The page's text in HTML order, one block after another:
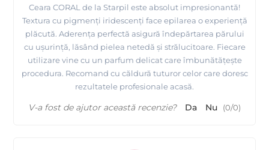
Ceara CORAL de la Starpil este absolut impresionantă!
Textura cu pigmenți iridescenți face epilarea o experiență
plăcută. Aderența perfectă asigură îndepărtarea părului
cu ușurință, lăsând pielea netedă și strălucitoare. Fiecare
utilizare vine cu un parfum delicat care îmbunătățește
procedura. Recomand cu căldură tuturor celor care doresc
rezultatele profesionale acasă.
V-a fost de ajutor această recenzie? Da Nu (0/0)